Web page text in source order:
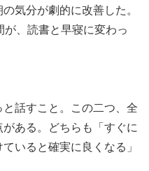
気分が劇的に改善した。
、読書と早寝に変わっ
話すこと。この二つ、全
ある。どちらも「すぐに
いると確実に良くなる」